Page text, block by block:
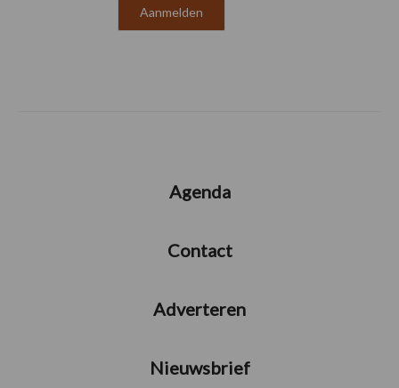
Agenda
Contact
Adverteren
Nieuwsbrief